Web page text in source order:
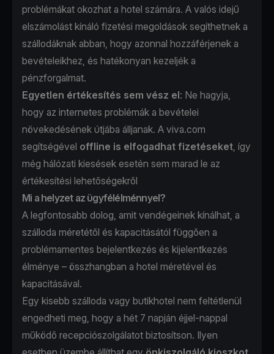
problémákat okozhat a hotel számára. A valós idejű
elszámolást kínáló fizetési megoldások segíthetnek a
szállodáknak abban, hogy azonnal hozzáférjenek a
bevételeikhez, és hatékonyan kezeljék a
pénzforgalmat.
Egyetlen értékesítés sem vész el: Ne hagyja,
hogy az internetes problémák a bevételei
növekedésének útjába álljanak. A viva.com
segítségével offline is elfogadhat fizetéseket, így
még hálózati kiesések esetén sem marad le az
értékesítési lehetőségekről
Mi a helyzet az ügyfélélménnyel?
A legfontosabb dolog, amit vendégeinek kínálhat, a
szálloda méretétől és kapacitásától függően a
problémamentes bejelentkezés és kijelentkezés
élménye – összhangban a hotel méretével és
kapacitásával.
Egy kisebb szálloda vagy butikhotel nem feltétlenül
engedheti meg, hogy a hét 7 napján éjjel-nappal
működő recepciószolgálatot biztosítson. Ilyen